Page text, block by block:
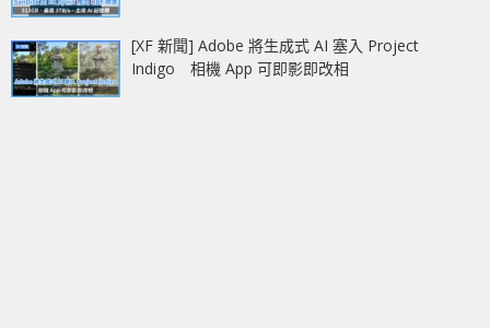
[XF 新聞] Adobe 將生成式 AI 塞入 Project
Indigo 相機 App 可即影即改相